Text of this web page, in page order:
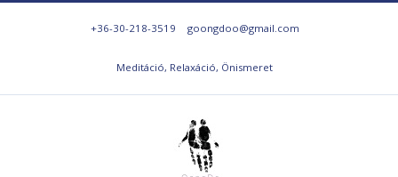
+36-30-218-3519 goongdoo@gmail.com
Meditáció, Relaxáció, Önismeret